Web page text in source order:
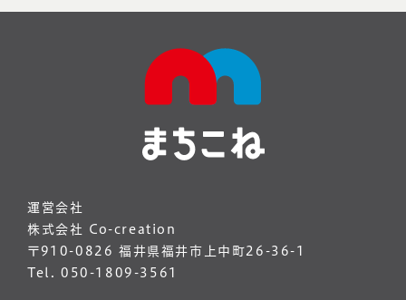
運営会社
株式会社 Co-creation
〒910-0826 福井県福井市上中町26-36-1
Tel. 050-1809-3561